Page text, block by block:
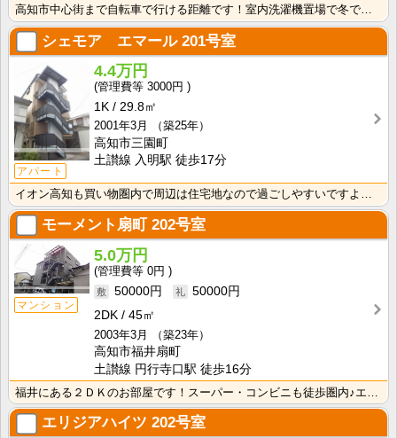
シェモア エマール201号室
アパート
4.4万円
3000円
1K
29.8㎡
2001年3月
（築25年）
高知市三園町
土讃線 入明駅 徒歩17分
モーメント扇町202号室
マンション
5.0万円
0円
50000円
50000円
2DK
45㎡
2003年3月
（築23年）
高知市福井扇町
土讃線 円行寺口駅 徒歩16分
エリジアハイツ 202号室